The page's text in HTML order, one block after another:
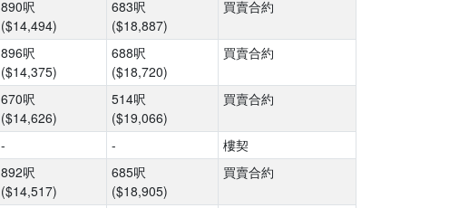
890呎
($14,494)
683呎
($18,887)
買賣合約
896呎
($14,375)
688呎
($18,720)
買賣合約
670呎
($14,626)
514呎
($19,066)
買賣合約
- -
樓契
892呎
($14,517)
685呎
($18,905)
買賣合約